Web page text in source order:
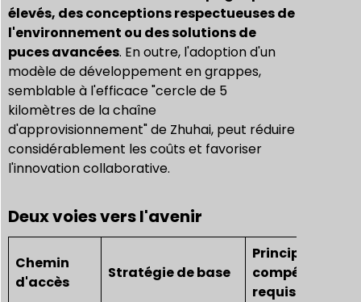
élevés, des conceptions respectueuses de
l'environnement ou des solutions de
puces avancées. En outre, l'adoption d'un
modèle de développement en grappes,
semblable à l'efficace "cercle de 5
kilomètres de la chaîne
d'approvisionnement" de Zhuhai, peut réduire
considérablement les coûts et favoriser
l'innovation collaborative.
Deux voies vers l'avenir
Chemin
d'accès
Stratégie de base
Principales
compétences
requises